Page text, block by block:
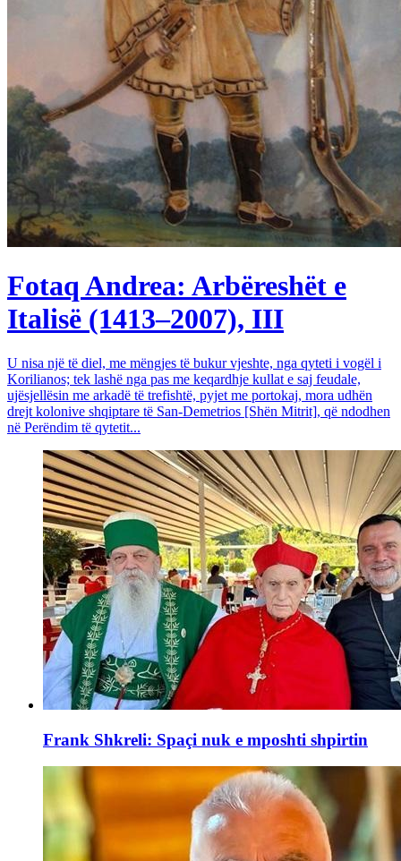
Fotaq Andrea: Arbëreshët e
Italisë (1413–2007), III
U nisa një të diel, me mëngjes të bukur vjeshte, nga qyteti i vogël i
Korilianos; tek lashë nga pas me keqardhje kullat e saj feudale,
ujësjellësin me arkadë të trefishtë, pyjet me portokaj, mora udhën
drejt kolonive shqiptare të San-Demetrios [Shën Mitrit], që ndodhen
në Perëndim të qytetit...
Frank Shkreli: Spaçi nuk e mposhti shpirtin